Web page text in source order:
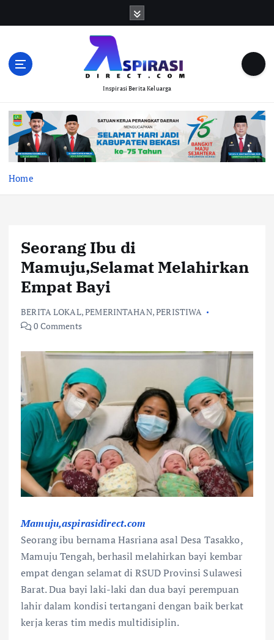
Inspirasi Berita Keluarga
Home
Seorang Ibu di
Mamuju,Selamat Melahirkan
Empat Bayi
BERITA LOKAL,PEMERINTAHAN,PERISTIWA
0 Comments
Mamuju,aspirasidirect.com
Seorang ibu bernama Hasriana asal Desa Tasakko,
Mamuju Tengah, berhasil melahirkan bayi kembar
empat dengan selamat di RSUD Provinsi Sulawesi
Barat. Dua bayi laki-laki dan dua bayi perempuan
lahir dalam kondisi tertangani dengan baik berkat
kerja keras tim medis multidisiplin.